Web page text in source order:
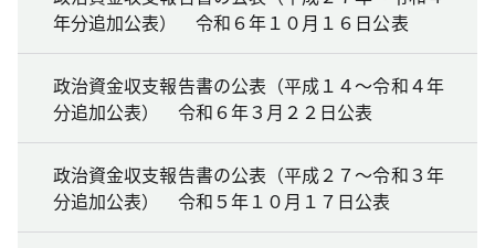
年分追加公表） 令和６年１０月１６日公表
政治資金収支報告書の公表（平成１４～令和４年
分追加公表） 令和６年３月２２日公表
政治資金収支報告書の公表（平成２７～令和３年
分追加公表） 令和５年１０月１７日公表